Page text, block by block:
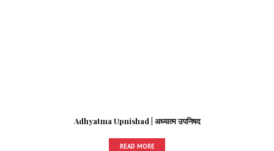
Adhyatma Upnishad | अध्यात्म उपनिषद
READ MORE